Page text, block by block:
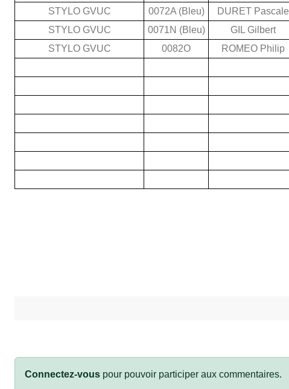
STYLO GVUC
0072A (Bleu) DURET Pascale
STYLO GVUC
0071N (Bleu) GIL Gilbert
STYLO GVUC
0082O ROMEO Philip
Connectez-vous pour pouvoir participer aux commentaires.